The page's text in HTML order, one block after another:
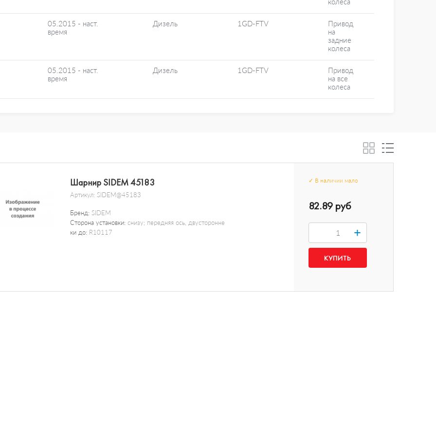
колеса
05.2015 - наст.
время
Дизель 1GD-FTV
Привод
на
задние
колеса
05.2015 - наст.
время
Дизель 1GD-FTV
Привод
на все
колеса
Шарнир SIDEM 45183
Артикул: SIDEM@45183
Бренд: SIDEM
Сторона установки: снизу; передняя ось, двусторонне
ки до: R10117
✓ В наличии мало
82.89 руб
+